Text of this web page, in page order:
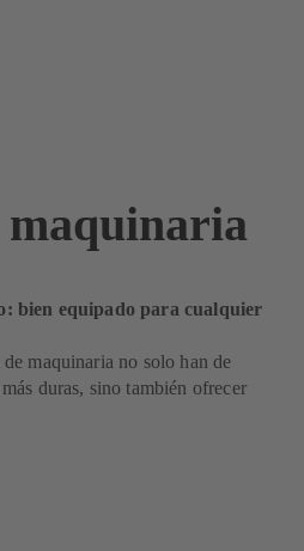
bien equipado para cualquier
maquinaria no solo han de
duras, sino también ofrecer